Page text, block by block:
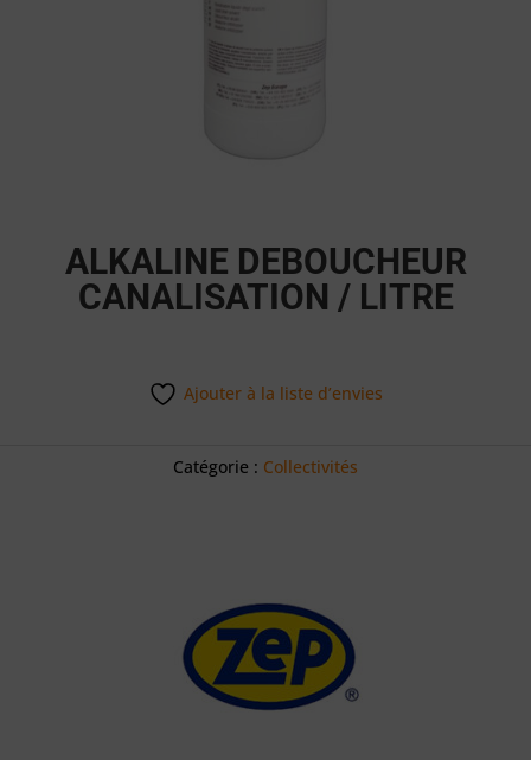
ALKALINE DEBOUCHEUR
CANALISATION / LITRE
Ajouter à la liste d’envies
Catégorie : Collectivités